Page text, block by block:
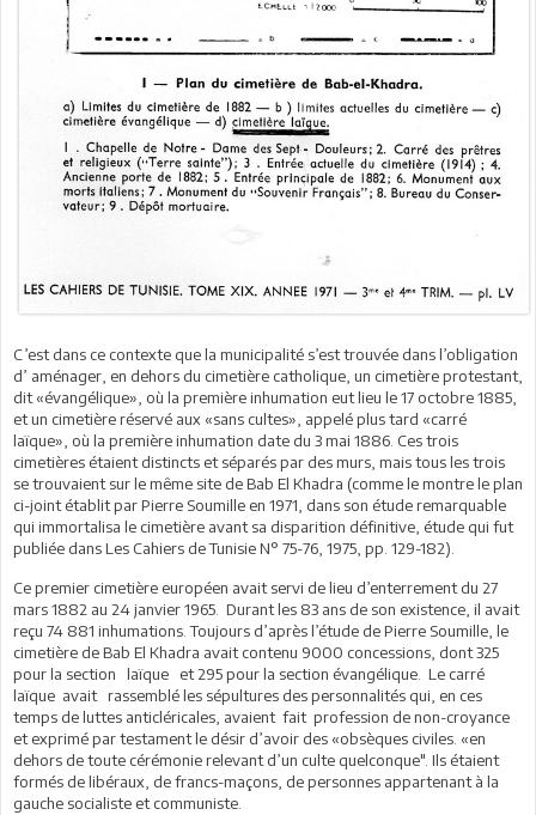
C’est dans ce contexte que la municipalité s’est trouvée dans l’obligation
d’ aménager, en dehors du cimetière catholique, un cimetière protestant,
dit «évangélique», où la première inhumation eut lieu le 17 octobre 1885,
et un cimetière réservé aux «sans cultes», appelé plus tard «carré
laïque», où la première inhumation date du 3 mai 1886. Ces trois
cimetières étaient distincts et séparés par des murs, mais tous les trois
se trouvaient sur le même site de Bab El Khadra (comme le montre le plan
ci-joint établit par Pierre Soumille en 1971, dans son étude remarquable
qui immortalisa le cimetière avant sa disparition définitive, étude qui fut
publiée dans Les Cahiers de Tunisie N° 75-76, 1975, pp. 129-182).
Ce premier cimetière européen avait servi de lieu d’enterrement du 27
mars 1882 au 24 janvier 1965. Durant les 83 ans de son existence, il avait
reçu 74 881 inhumations. Toujours d’après l’étude de Pierre Soumille, le
cimetière de Bab El Khadra avait contenu 9000 concessions, dont 325
pour la section laïque et 295 pour la section évangélique. Le carré
laïque avait rassemblé les sépultures des personnalités qui, en ces
temps de luttes anticléricales, avaient fait profession de non-croyance
et exprimé par testament le désir d’avoir des «obsèques civiles. «en
dehors de toute cérémonie relevant d’un culte quelconque". Ils étaient
formés de libéraux, de francs-maçons, de personnes appartenant à la
gauche socialiste et communiste.